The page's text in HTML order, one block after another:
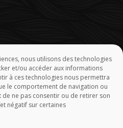
nous utilisons des technologies
et/ou accéder aux informations
à ces technologies nous permettra
le comportement de navigation ou
de ne pas consentir ou de retirer son
négatif sur certaines